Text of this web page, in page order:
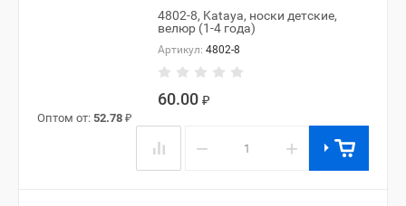
4802-8, Kataya, носки детские,
велюр (1-4 года)
Артикул: 4802-8
60.00 ₽
Оптом от: 52.78 ₽
− +